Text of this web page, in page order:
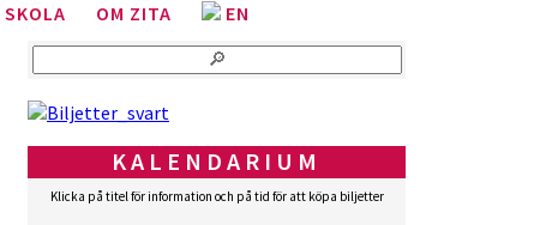
SKOLA OM ZITA EN
KALENDARIUM
Klicka på titel för information och på tid för att köpa biljetter